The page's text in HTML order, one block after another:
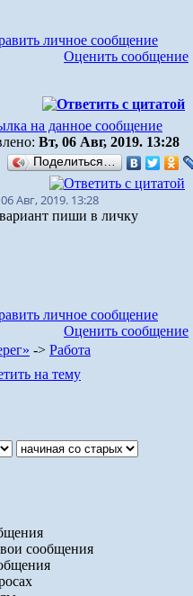
Оценить сообщение
Вт, 06 Авг, 2019. 13:28
Поделиться…
Авг, 2019. 13:28
вариант пиши в личку
Оценить сообщение
-> Работа
сообщения